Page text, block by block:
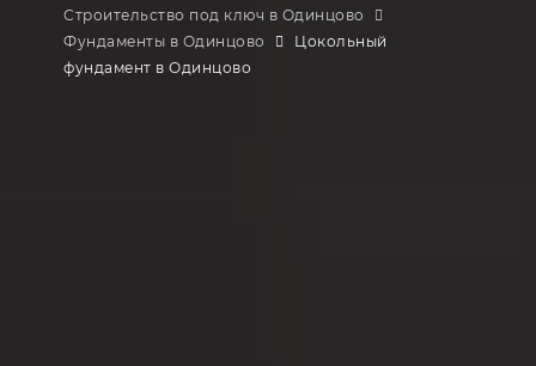
Строительство под ключ в Одинцово
Фундаменты в Одинцово
Цокольный
фундамент в Одинцово